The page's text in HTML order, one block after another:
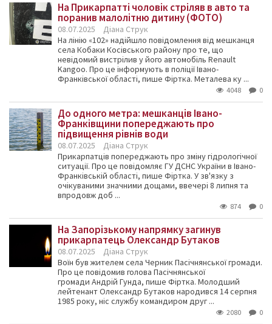
На Прикарпатті чоловік стріляв в авто та
поранив малолітню дитину (ФОТО)
08.07.2025
Діана Струк
На лінію «102» надійшло повідомлення від мешканця
села Кобаки Косівського району про те, що
невідомий вистрілив у його автомобіль Renault
Kangoo. Про це інформують в поліції Івано-
Франківської області, пише Фіртка. Металева ку ...
4048 0
До одного метра: мешканців Івано-
Франківщини попереджають про
підвищення рівнів води
08.07.2025
Діана Струк
Прикарпатців попереджають про зміну гідрологічної
ситуації. Про це повідомляє ГУ ДСНС України в Івано-
Франківській області, пише Фіртка. У зв'язку з
очікуваними значними дощами, ввечері 8 липня та
впродовж доб ...
874 0
На Запорізькому напрямку загинув
прикарпатець Олександр Бутаков
08.07.2025
Діана Струк
Воїн був жителем села Черник Пасічнянської громади.
Про це повідомив голова Пасічнянської
громади Андрій Гунда, пише Фіртка. Молодший
лейтенант Олександр Бутаков народився 14 серпня
1985 року, ніс службу командиром друг ...
2080 0